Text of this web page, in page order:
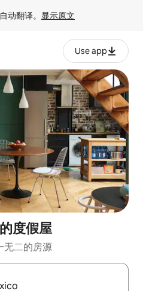
动翻译。 显示原文
Use app
度假屋
无二的房源
向键查看，或通过点击或滑动手势